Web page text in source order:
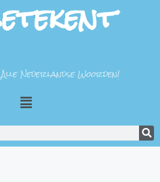
Nederlandse Woorden!